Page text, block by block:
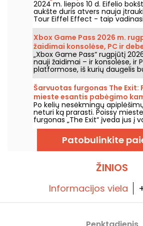
nemokamas kuponas
2024 m. liepos 10 d. Eifelio
aukšte duris atvers nauja
Tour Eiffel Effect - taip vadinasi
komandinis žaidimas, kuriame
fantastiškame nuotykyje -
bokštą ir skraidysite aplink jį
kulminacinę akimirką. Gera žinia
atidarymo dieną nuo liepos 10
visiems, turintiems bilietą pakilti
nemokamas.
Xbox Game Pass 2026 m.
žaidimai konsolėse, PC ir
„Xbox Game Pass“ rugpjūtį
nauji žaidimai – ir konsolėse, ir
platformose, iš kurių daugelis
iš karto nuo jų išleidimo. Štai
papildymai, kuriuos Microsoft
prenumeratoriams.
Šarvuotas furgonas The Exit:
mieste esantis pabėgimo
kuriame tavo įsilaužimas
pavykti
Po kelių nesėkmingų
neturi ką prarasti. Poissy
furgonas „The Exit“ įveda jus į
įsilaužimui, kurio tikslas –
Patobulinkite
ŽINIOS
Informacijos viela